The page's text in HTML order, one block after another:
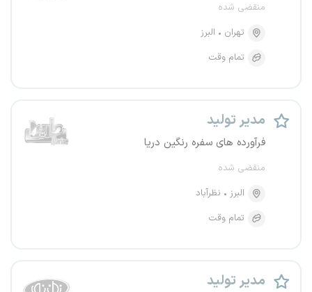
منقضی شده
تهران
البرز
تمام وقت
مدیر تولید
فرآورده های سفره رنگین دریا
منقضی شده
البرز
نظرآباد
تمام وقت
مدیر تولید